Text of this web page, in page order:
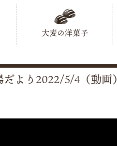
大麦の洋菓子
だより2022/5/4（動画）